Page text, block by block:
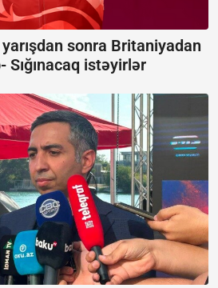
sonra Britaniyadan
Sığınacaq istəyirlər